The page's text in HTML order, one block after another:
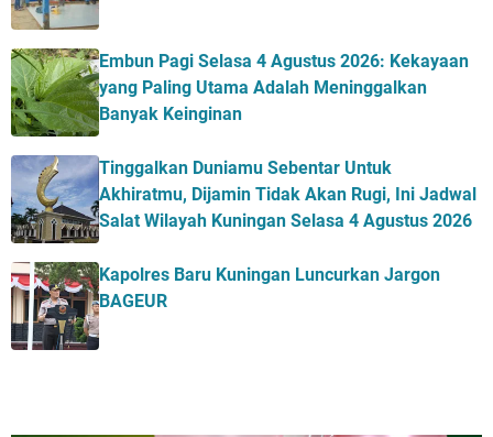
Embun Pagi Selasa 4 Agustus 2026: Kekayaan
yang Paling Utama Adalah Meninggalkan
Banyak Keinginan
Tinggalkan Duniamu Sebentar Untuk
Akhiratmu, Dijamin Tidak Akan Rugi, Ini Jadwal
Salat Wilayah Kuningan Selasa 4 Agustus 2026
Kapolres Baru Kuningan Luncurkan Jargon
BAGEUR